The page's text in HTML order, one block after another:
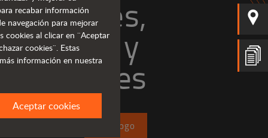
potentes,
y
rentables
Catálogo
recabar información
navegación para mejorar
cookies al clicar en ¨Aceptar
cookies¨. Estas
información en nuestra
Aceptar cookies